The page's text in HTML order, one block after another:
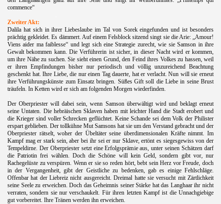
commence“
Zweiter Akt:
Dalila hat sich in ihrer Liebeslaube im Tal von Sorek eingefunden und ist besonders
prächtig gekleidet. Es dämmert. Auf einem Felsblock sitzend singt sie die Arie: „Amour!
Viens aider ma faiblesse“ und legt sich eine Strategie zurecht, wie sie Samson in ihre
Gewalt bekommen kann. Die Verführerin ist sicher, in dieser Nacht wird er kommen,
um ihre Nähe zu suchen. Sie sieht einen Grund, den Feind ihres Volkes zu hassen, weil
er ihren Empfindungen bisher nur periodisch und völlig unzureichend Beachtung
geschenkt hat. Ihre Liebe, die nur einen Tag dauerte, hat er verlacht. Nun will sie erneut
ihre Verführungskünste zum Einsatz bringen. Süßes Gift soll die Liebe in seine Brust
träufeln. In Ketten wird er sich am folgenden Morgen wiederfinden.
Der Oberpriester will dabei sein, wenn Samson überwältigt wird und beklagt erneut
seine Untaten. Die hebräischen Sklaven haben mit leichter Hand die Stadt erobert und
die Krieger sind voller Schrecken geflüchtet. Keine Schande sei dem Volk der Philister
erspart geblieben. Der tollkühne Mut Samsons hat sie um den Verstand gebracht und der
Oberpriester rätselt, woher der Übeltäter seine überdimensionalen Kräfte nimmt. Im
Kampf mag er stark sein, aber bei ihr sei er nur Sklave, ertönt es siegesgewiss von der
Tempeldirne. Der Oberpriester setzt eine Erfolgsprämie aus, unter seinen Schätzen darf
die Patriotin frei wählen. Doch die Schöne will kein Geld, sondern gibt vor, nur
Rachegelüste zu verspüren. Wenn er sie so reden hört, bebt sein Herz vor Freude, doch
in der Vergangenheit, gibt der Geistliche zu bedenken, gab es einige Fehlschläge.
Offenbar hat der Liebreiz nicht ausgereicht. Dreimal hatte sie versucht mit Zärtlichkeit
seine Seele zu erweichen. Doch das Geheimnis seiner Stärke hat das Langhaar ihr nicht
verraten, sondern sie nur verschaukelt. Für ihren letzten Kampf ist die Unnachgiebige
gut vorbereitet. Ihre Tränen werden ihn erweichen.